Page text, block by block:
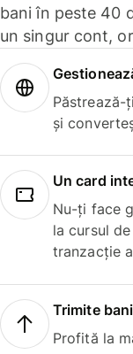
bani în peste 40
un singur cont,
Păstrează-
și
Un card
Nu-ți face
la cursul
tranzacție
Trimite
Profită la